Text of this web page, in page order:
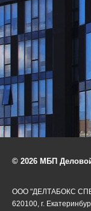
© 2026 МБП
ООО "ДЕЛТАБОКС
620100, г.